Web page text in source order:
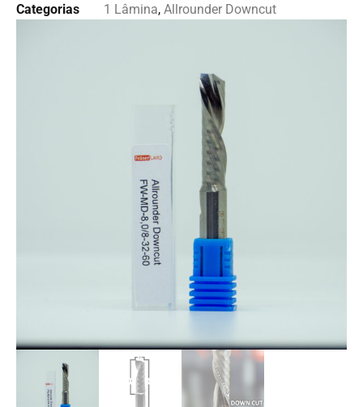
Categorias 1 Lâmina, Allrounder Downcut